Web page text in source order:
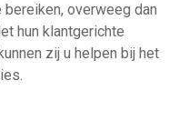
overweeg dan
hun klantgerichte
zij u helpen bij het